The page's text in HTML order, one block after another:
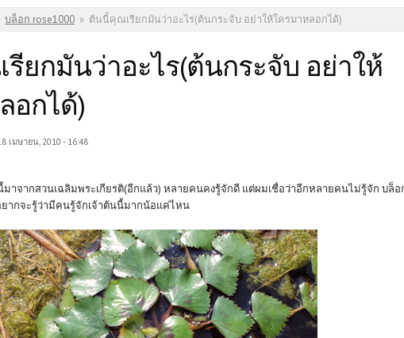
บล็อก rose1000 » ต้นนี้คุณเรียกมันว่าอะไร(ต้นกระจับ อย่าให้ใครมาหลอกได้)
ยกมันว่าอะไร(ต้นกระจับ อย่าให้
อกได้)
เมษายน, 2010 - 16:48
าจากสวนเฉลิมพระเกียรติ(อีกแล้ว) หลายคนคงรู้จักดี แต่ผมเชื่อว่าอีกหลายคนไม่รู้จัก บล็อ
ากจะรู้ว่ามีคนรู้จักเจ้าต้นนี้มากน้อแค่ไหน